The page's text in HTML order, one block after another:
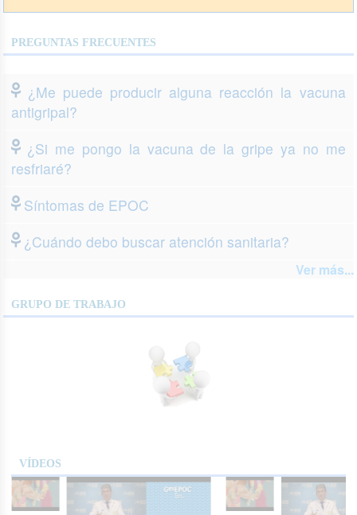
PREGUNTAS FRECUENTES
¿Me puede producir alguna reacción la vacuna
antigripal?
¿Si me pongo la vacuna de la gripe ya no me
resfriaré?
Síntomas de EPOC
¿Cuándo debo buscar atención sanitaria?
Ver más...
GRUPO DE TRABAJO
VÍDEOS